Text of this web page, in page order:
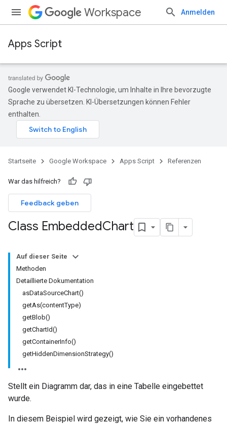
Workspace Anmelden
Apps Script
Google verwendet KI-Technologie, um Inhalte in Ihre bevorzugte
Sprache zu übersetzen. KI-Übersetzungen können Fehler
enthalten.
Startseite Google Workspace Apps Script Referenzen
War das hilfreich?
Feedback geben
Class EmbeddedChart
Auf dieser Seite
Methoden
Detaillierte Dokumentation
asDataSourceChart()
getAs(contentType)
getBlob()
getChartId()
getContainerInfo()
getHiddenDimensionStrategy()
Stellt ein Diagramm dar, das in eine Tabelle eingebettet
wurde.
In diesem Beispiel wird gezeigt, wie Sie ein vorhandenes